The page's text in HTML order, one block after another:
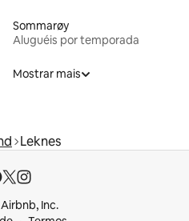
Sommarøy
Aluguéis por temporada
Mostrar mais
Leknes
Inc.